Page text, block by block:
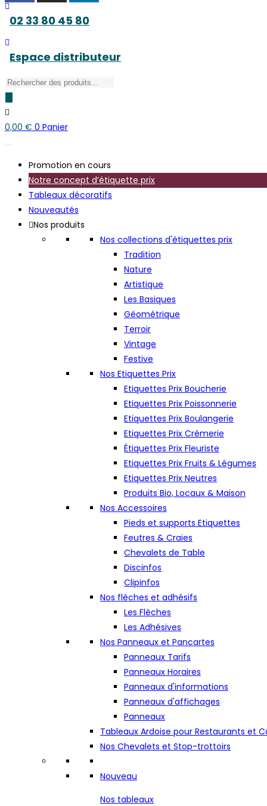
02 33 80 45 80
Espace distributeur
Recherche
produits
0,00 € 0 Panier
Promotion en cours
Notre concept d’étiquette prix
Tableaux décoratifs
Nouveautés
Nos produits
Nos collections d'étiquettes prix
Tradition
Nature
Artistique
Les Basiques
Géométrique
Terroir
Vintage
Festive
Nos Etiquettes Prix
Etiquettes Prix Boucherie
Etiquettes Prix Poissonnerie
Etiquettes Prix Boulangerie
Etiquettes Prix Crèmerie
Étiquettes Prix Fleuriste
Etiquettes Prix Fruits & Légumes
Etiquettes Prix Neutres
Produits Bio, Locaux & Maison
Nos Accessoires
Pieds et supports Etiquettes
Feutres & Craies
Chevalets de Table
Discinfos
Clipinfos
Nos flèches et adhésifs
Les Flèches
Les Adhésives
Nos Panneaux et Pancartes
Panneaux Tarifs
Panneaux Horaires
Panneaux d'informations
Panneaux d'affichages
Panneaux
Tableaux Ardoise pour Restaurants et
Nos Chevalets et Stop-trottoirs
Nouveau
Nos tableaux